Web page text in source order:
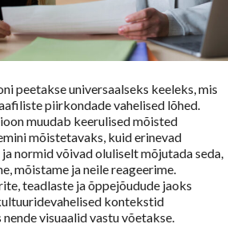
peetakse universaalseks keeleks, mis
piirkondade vahelised lõhed.
muudab keerulised mõisted
mõistetavaks, kuid erinevad
normid võivad oluliselt mõjutada seda,
mõistame ja neile reageerime.
teadlaste ja õppejõudude jaoks
kontekstid
visuaalid vastu võetakse.